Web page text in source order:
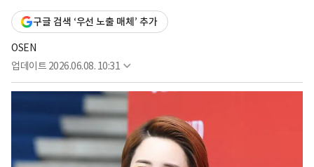
구글 검색 ‘우선 노출 매체’ 추가
OSEN
업데이트 2026.06.08. 10:31